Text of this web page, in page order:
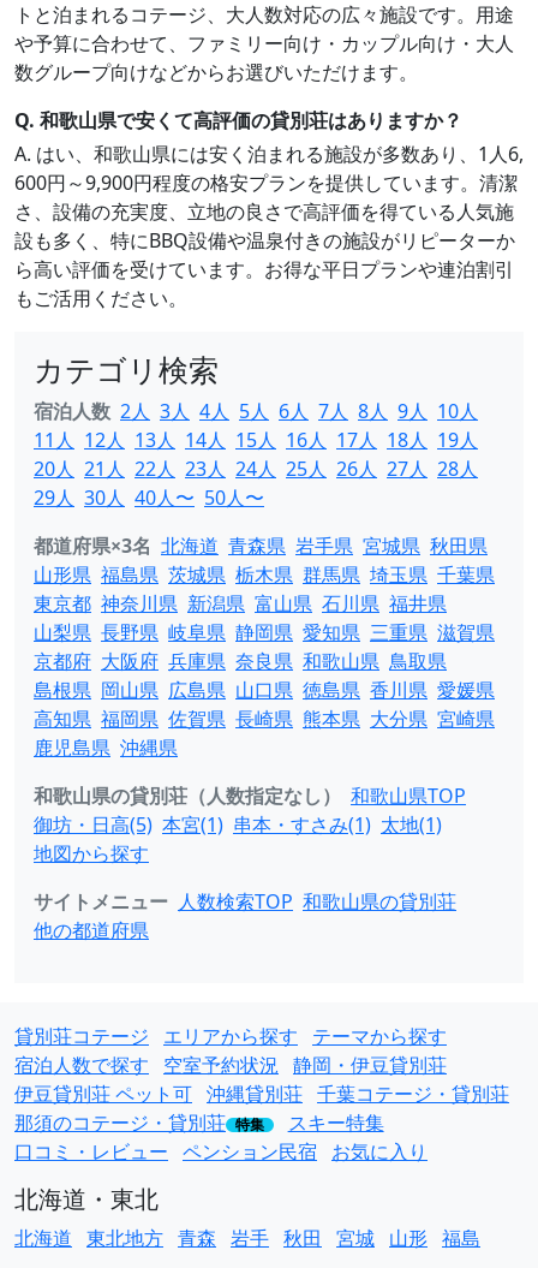
トと泊まれるコテージ、大人数対応の広々施設です。用途
や予算に合わせて、ファミリー向け・カップル向け・大人
数グループ向けなどからお選びいただけます。
Q. 和歌山県で安くて高評価の貸別荘はありますか？
A. はい、和歌山県には安く泊まれる施設が多数あり、1人6,
600円～9,900円程度の格安プランを提供しています。清潔
さ、設備の充実度、立地の良さで高評価を得ている人気施
設も多く、特にBBQ設備や温泉付きの施設がリピーターか
ら高い評価を受けています。お得な平日プランや連泊割引
もご活用ください。
カテゴリ検索
宿泊人数 2人 3人 4人 5人 6人 7人 8人 9人 10人
11人 12人 13人 14人 15人 16人 17人 18人 19人
20人 21人 22人 23人 24人 25人 26人 27人 28人
29人 30人 40人〜 50人〜
都道府県×3名 北海道 青森県 岩手県 宮城県 秋田県
山形県 福島県 茨城県 栃木県 群馬県 埼玉県 千葉県
東京都 神奈川県 新潟県 富山県 石川県 福井県
山梨県 長野県 岐阜県 静岡県 愛知県 三重県 滋賀県
京都府 大阪府 兵庫県 奈良県 和歌山県 鳥取県
島根県 岡山県 広島県 山口県 徳島県 香川県 愛媛県
高知県 福岡県 佐賀県 長崎県 熊本県 大分県 宮崎県
鹿児島県 沖縄県
和歌山県の貸別荘（人数指定なし）
和歌山県TOP
御坊・日高(5) 本宮(1) 串本・すさみ(1) 太地(1)
地図から探す
サイトメニュー 人数検索TOP 和歌山県の貸別荘
他の都道府県
貸別荘コテージ エリアから探す
テーマから探す
宿泊人数で探す
空室予約状況 静岡・伊豆貸別荘
伊豆貸別荘 ペット可 沖縄貸別荘 千葉コテージ・貸別荘
那須のコテージ・貸別荘 特集
スキー特集
口コミ・レビュー ペンション民宿 お気に入り
北海道・東北
北海道 東北地方 青森 岩手 秋田 宮城 山形 福島